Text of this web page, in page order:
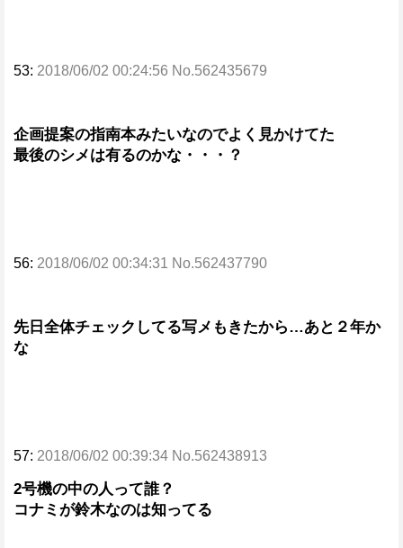
53: 2018/06/02 00:24:56 No.562435679
企画提案の指南本みたいなのでよく見かけてた
最後のシメは有るのかな・・・？
56: 2018/06/02 00:34:31 No.562437790
先日全体チェックしてる写メもきたから…あと２年か
な
57: 2018/06/02 00:39:34 No.562438913
2号機の中の人って誰？
コナミが鈴木なのは知ってる